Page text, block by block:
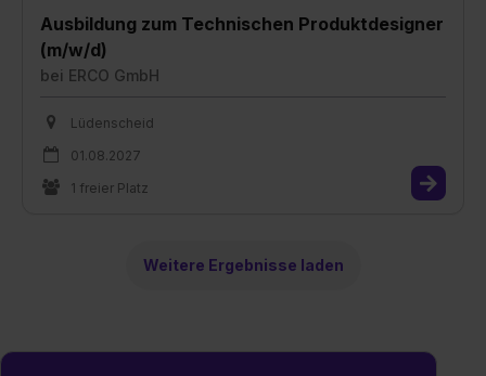
Ausbildung zum Technischen Produktdesigner
(m/w/d)
bei ERCO GmbH
Lüdenscheid
01.08.2027
1 freier Platz
Weitere Ergebnisse laden